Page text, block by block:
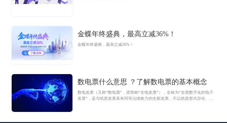
金蝶年终盛典，最高立减36%！
金蝶年终盛典，最高立减36%！
数电票什么意思 ？了解数电票的基本概念
数电发票（又称“数电票”，原简称“全电发票”），全称为“全面数字化的电子
发票”，是与纸质发票具有同等法律效力的全新发票，不以纸质形式存在、不